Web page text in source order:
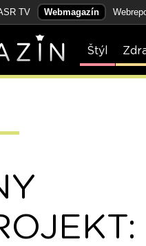
TV Webmagazín
Štýl